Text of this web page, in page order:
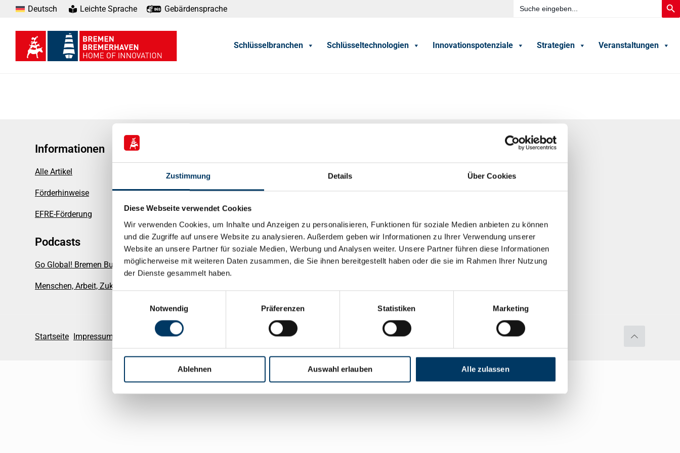
Zustimmung Details Über Cookies
Diese Webseite verwendet Cookies
Wir verwenden Cookies, um Inhalte und Anzeigen zu personalisieren, Funktionen für soziale Medien anbieten zu können
und die Zugriffe auf unsere Website zu analysieren. Außerdem geben wir Informationen zu Ihrer Verwendung unserer
Website an unsere Partner für soziale Medien, Werbung und Analysen weiter. Unsere Partner führen diese Informationen
möglicherweise mit weiteren Daten zusammen, die Sie ihnen bereitgestellt haben oder die sie im Rahmen Ihrer Nutzung
der Dienste gesammelt haben.
Notwendig
Präferenzen Statistiken Marketing
Ablehnen Auswahl erlauben Alle zulassen
Deutsch Leichte Sprache Gebärdensprache
for:
Schlüsselbranchen Schlüsseltechnologien Innovationspotenziale Strategien Veranstaltungen
Informationen
Alle Artikel
Förderhinweise
EFRE-Förderung
Podcasts
Go Global! Bremen Business Talks
Menschen, Arbeit, Zukunft
Instagram
YouTube
Gefördert durch
Herausgegeben von
Startseite Impressum Barrierefreiheit Datenschutz © 2026 Die Senatorin für Wirtschaft, Häfen und Transformation Bremen Alle Rechte vorbehalten.